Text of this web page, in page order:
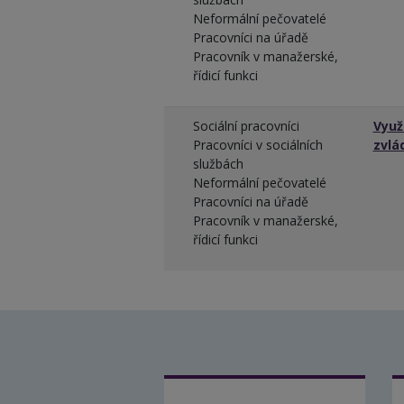
Neformální pečovatelé
Pracovníci na úřadě
Pracovník v manažerské,
řídicí funkci
Sociální pracovníci
Pracovníci v sociálních
službách
Neformální pečovatelé
Pracovníci na úřadě
Pracovník v manažerské,
řídicí funkci